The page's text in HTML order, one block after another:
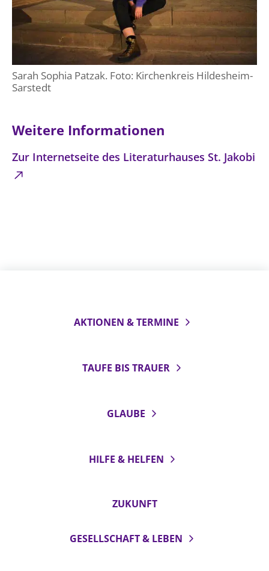
Sarah Sophia Patzak. Foto: Kirchenkreis Hildesheim-
Sarstedt
Weitere Informationen
Zur Internetseite des Literaturhauses St. Jakobi
AKTIONEN & TERMINE
TAUFE BIS TRAUER
GLAUBE
HILFE & HELFEN
ZUKUNFT
GESELLSCHAFT & LEBEN